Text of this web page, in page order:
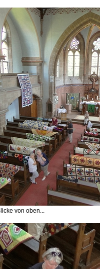
von oben...